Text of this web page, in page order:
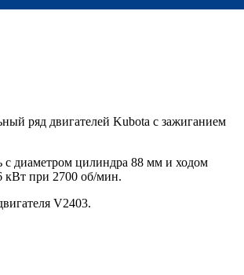
ряд двигателей Kubota с зажиганием
с диаметром цилиндра 88 мм и ходом
кВт при 2700 об/мин.
V2403.